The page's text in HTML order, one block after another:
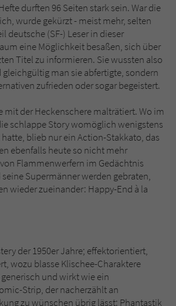
durften 96 Seiten stark sein. War die
wurde gekürzt - meist mehr, selten
deutsche (SF-) Leser in dieser
eine Möglichkeit besaßen, sich über
Titel zu informieren. Sie wussten also
man sie abfertigte, sondern
zufrieden oder sogar begeistert.
mit der Heckenschere malträtiert. Wo im
schlappe Story womöglich wenigstens
blieb nur ein Action-Stakkato, das
ebenfalls heute so nicht mehr
Flammenwerfern im Gedächtnis
seine Supermänner werden gebraten,
wieder zueinander: Happy-End à la
der 1950er Jahre; effektorientiert,
wozu blasse Klischee-Charaktere
und wirkt wie ein
Strip, der nacherzählt an
zu wünschen übrig lässt: Phantastik